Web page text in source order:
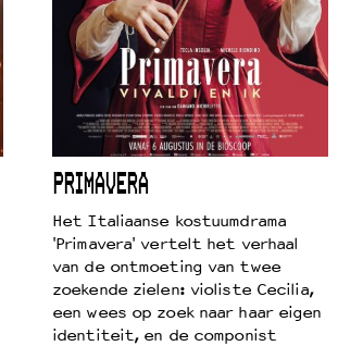
PRIMAVERA
Het Italiaanse kostuumdrama
'Primavera' vertelt het verhaal
van de ontmoeting van twee
zoekende zielen: violiste Cecilia,
een wees op zoek naar haar eigen
identiteit, en de componist